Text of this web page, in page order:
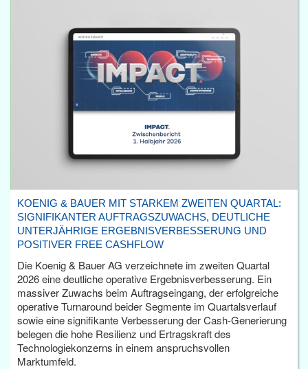
KOENIG & BAUER MIT STARKEM ZWEITEN QUARTAL:
SIGNIFIKANTER AUFTRAGSZUWACHS, DEUTLICHE
UNTERJÄHRIGE ERGEBNISVERBESSERUNG UND
POSITIVER FREE CASHFLOW
Die Koenig & Bauer AG verzeichnete im zweiten Quartal
2026 eine deutliche operative Ergebnisverbesserung. Ein
massiver Zuwachs beim Auftragseingang, der erfolgreiche
operative Turnaround beider Segmente im Quartalsverlauf
sowie eine signifikante Verbesserung der Cash-Generierung
belegen die hohe Resilienz und Ertragskraft des
Technologiekonzerns in einem anspruchsvollen
Marktumfeld.